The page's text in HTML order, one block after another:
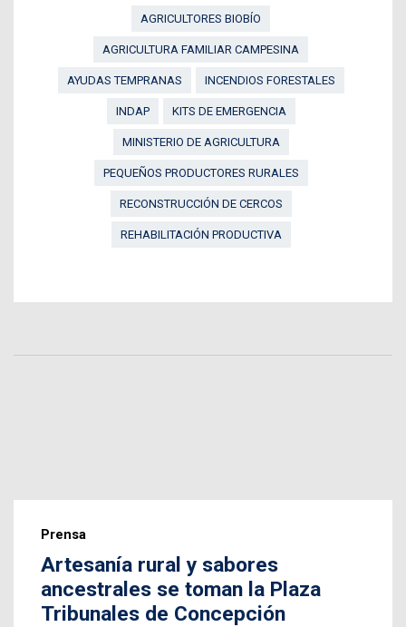
AGRICULTORES BIOBÍO
AGRICULTURA FAMILIAR CAMPESINA
AYUDAS TEMPRANAS INCENDIOS FORESTALES
INDAP KITS DE EMERGENCIA
MINISTERIO DE AGRICULTURA
PEQUEÑOS PRODUCTORES RURALES
RECONSTRUCCIÓN DE CERCOS
REHABILITACIÓN PRODUCTIVA
Prensa
Artesanía rural y sabores
ancestrales se toman la Plaza
Tribunales de Concepción